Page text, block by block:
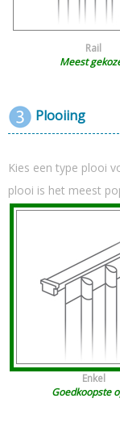
Rail
Meest
Plooiing
Kies een type plooi
plooi is het meest
Enkel
Goedkoopste